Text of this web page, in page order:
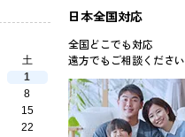
土
1
8
15
22
日本全国対応
全国どこでも対応
遠方でもご相談ください